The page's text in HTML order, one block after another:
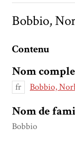
Bobbio,
Contenu
Nom
fr Bobbio,
Nom de
Bobbio